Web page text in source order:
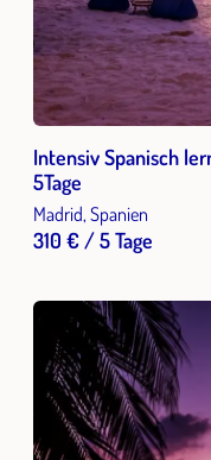
Intensiv Spanisch
5Tage
Madrid, Spanien
310 € / 5 Tage